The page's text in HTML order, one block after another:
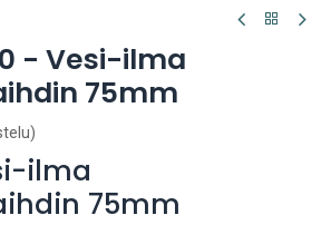
- Vesi-ilma
75mm
ilma
75mm